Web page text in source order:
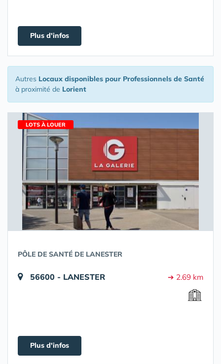
Plus d'infos
Autres Locaux disponibles pour Professionnels de Santé
à proximité de Lorient
LOTS À LOUER
PÔLE DE SANTÉ DE LANESTER
56600 - LANESTER ➔ 2.69 km
Plus d'infos